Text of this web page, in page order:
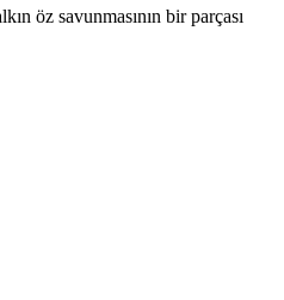
öz savunmasının bir parçası